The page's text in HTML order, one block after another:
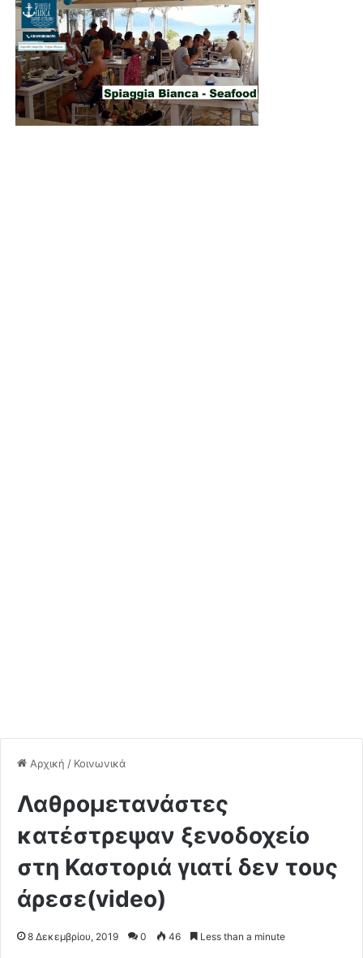
Αρχική / Κοινωνικά
Λαθρομετανάστες
κατέστρεψαν ξενοδοχείο
στη Καστοριά γιατί δεν τους
άρεσε(video)
8 Δεκεμβρίου, 2019 0 46 Less than a minute